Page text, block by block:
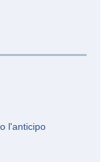
l'anticipo